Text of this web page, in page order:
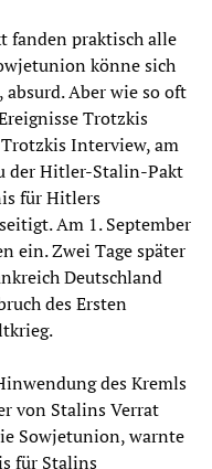
fanden praktisch alle
könne sich
Aber wie so oft
Trotzkis
Interview, am
der Hitler-Stalin-Pakt
für Hitlers
Am 1. September
ein. Zwei Tage später
Deutschland
des Ersten
des Kremls
von Stalins Verrat
Sowjetunion, warnte
für Stalins